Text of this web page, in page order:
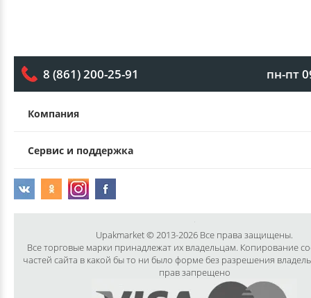
8 (861) 200-25-91 пн-пт
Компания
Сервис и поддержка
Upakmarket © 2013-2026 Все права защищены.
Все торговые марки принадлежат их владельцам. Копирование
частей сайта в какой бы то ни было форме без разрешения
прав запрещено